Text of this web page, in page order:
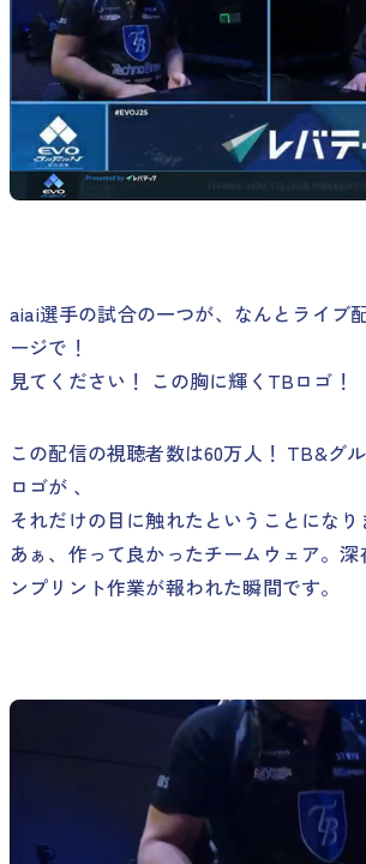
aiai選手の試合の一つが、なんとライブ
ージで！
見てください！ この胸に輝くTBロゴ！
この配信の視聴者数は60万人！ TB&グ
ロゴが 、
それだけの目に触れたということになり
あぁ、作って良かったチームウェア。深
ンプリント作業が報われた瞬間です。